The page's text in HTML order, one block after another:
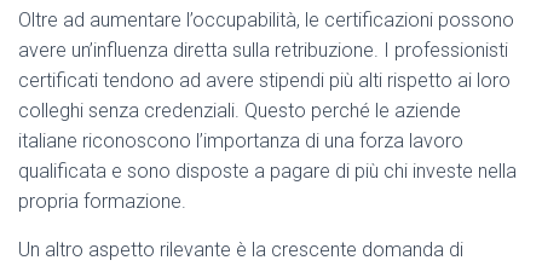
Oltre ad aumentare l’occupabilità, le certificazioni possono
avere un’influenza diretta sulla retribuzione. I professionisti
certificati tendono ad avere stipendi più alti rispetto ai loro
colleghi senza credenziali. Questo perché le aziende
italiane riconoscono l’importanza di una forza lavoro
qualificata e sono disposte a pagare di più chi investe nella
propria formazione.
Un altro aspetto rilevante è la crescente domanda di